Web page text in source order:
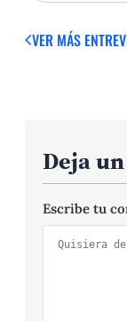
VER MÁS
Deja
Escribe tu